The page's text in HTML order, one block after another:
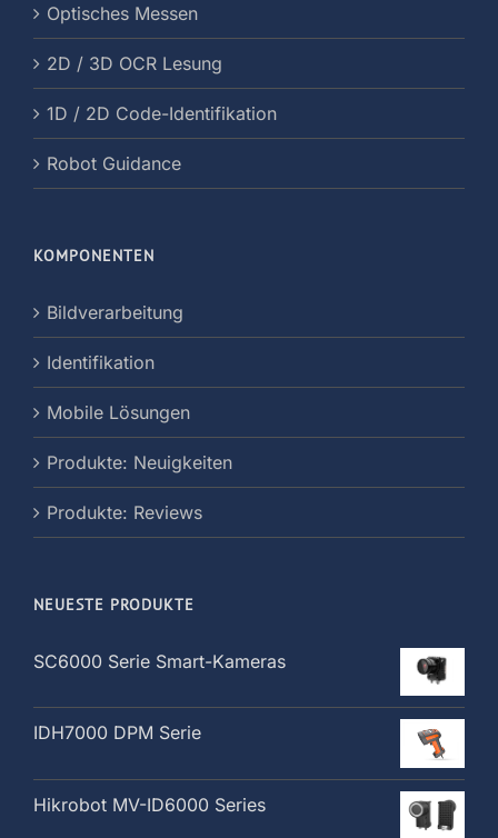
Optisches Messen
2D / 3D OCR Lesung
1D / 2D Code-Identifikation
Robot Guidance
KOMPONENTEN
Bildverarbeitung
Identifikation
Mobile Lösungen
Produkte: Neuigkeiten
Produkte: Reviews
NEUESTE PRODUKTE
SC6000 Serie Smart-Kameras
IDH7000 DPM Serie
Hikrobot MV-ID6000 Series